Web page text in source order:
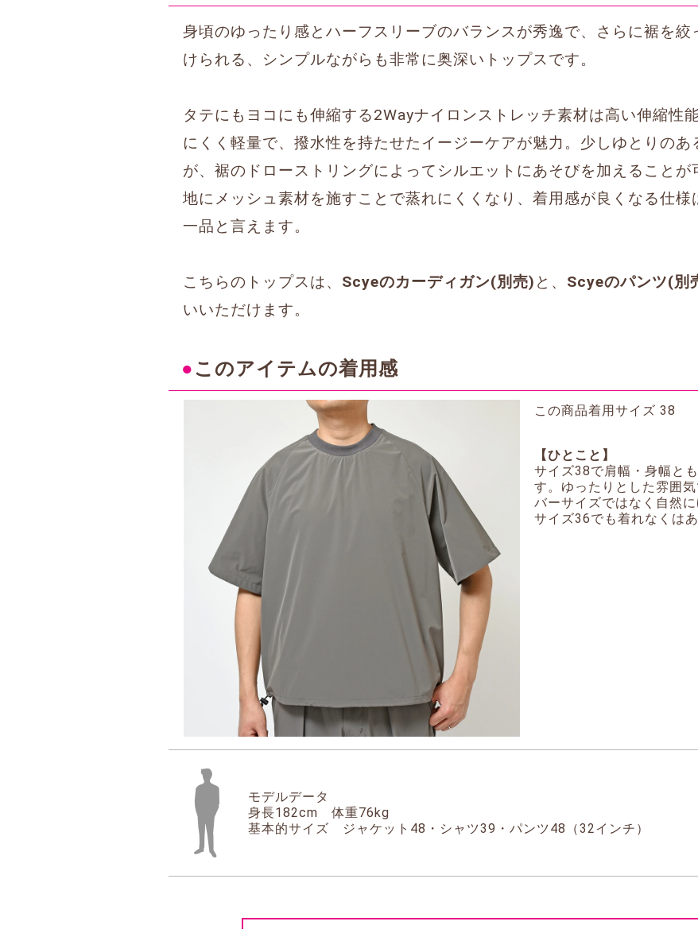
身頃のゆったり感とハーフスリーブのバランスが秀逸で、さらに裾を
けられる、シンプルながらも非常に奥深いトップスです。
タテにもヨコにも伸縮する2Wayナイロンストレッチ素材は高い伸縮性
にくく軽量で、撥水性を持たせたイージーケアが魅力。少しゆとりのあ
が、裾のドローストリングによってシルエットにあそびを加えること
地にメッシュ素材を施すことで蒸れにくくなり、着用感が良くなる仕様
一品と言えます。
こちらのトップスは、 Scyeのカーディガン(別売) と、 Scyeのパンツ(別
いいただけます。
●このアイテムの着用感
この商品着用サイズ 38
【ひとこと】
サイズ38で肩幅・身幅と
す。ゆったりとした雰囲
バーサイズではなく自然
サイズ36でも着れなくはあ
モデルデータ
身長182cm 体重76kg
基本的サイズ ジャケット48・シャツ39・パンツ48（32インチ）